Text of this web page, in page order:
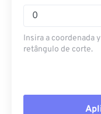
Insira a coordenada
retângulo de corte.